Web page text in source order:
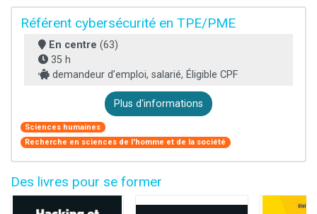
Référent cybersécurité en TPE/PME
En centre (63)
35 h
demandeur d’emploi, salarié, Éligible CPF
Plus d'informations
Sciences humaines
Recherche en sciences de l'homme et de la société
Des livres pour se former